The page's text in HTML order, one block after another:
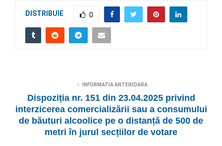
DISTRIBUIE 0
INFORMATIA ANTERIOARA
Dispoziția nr. 151 din 23.04.2025 privind
interzicerea comercializării sau a consumului
de băuturi alcoolice pe o distanță de 500 de
metri în jurul secțiilor de votare